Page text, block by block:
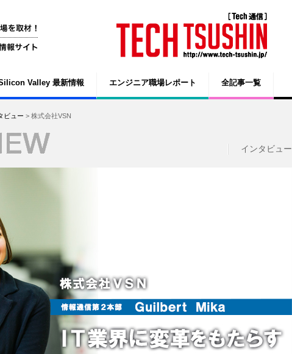
Valley 最新情報 エンジニア職場レポート 全記事一覧
ビュー > 株式会社VSN
インタビュー